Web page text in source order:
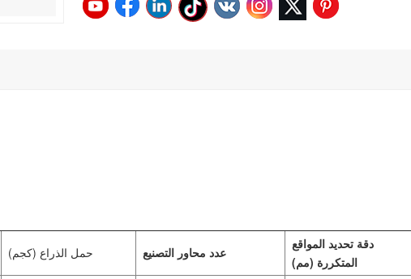
حمل الذراع (كجم) عدد محاور التصنيع
دقة تحديد المواقع
المتكررة (مم)